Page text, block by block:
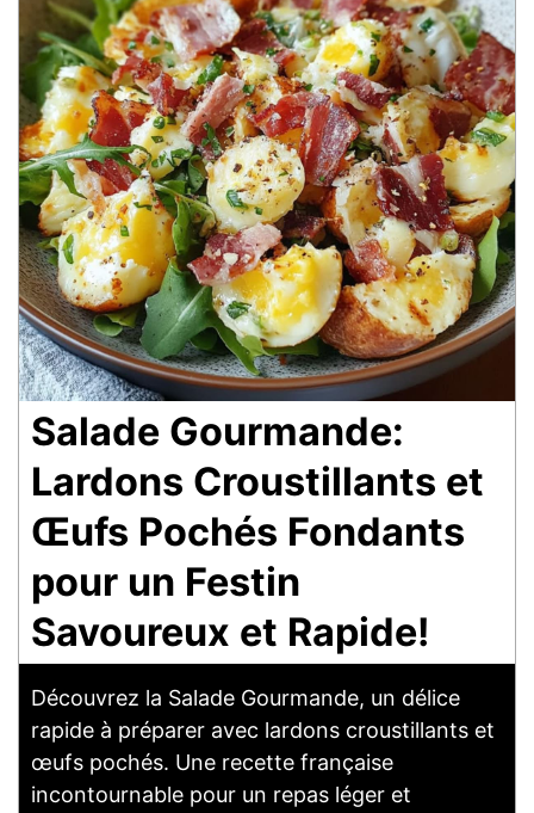
Salade Gourmande:
Lardons Croustillants et
Œufs Pochés Fondants
pour un Festin
Savoureux et Rapide!
Découvrez la Salade Gourmande, un délice
rapide à préparer avec lardons croustillants et
œufs pochés. Une recette française
incontournable pour un repas léger et